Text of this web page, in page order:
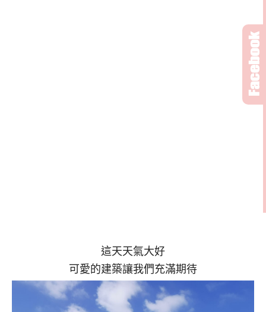
這天天氣大好
可愛的建築讓我們充滿期待